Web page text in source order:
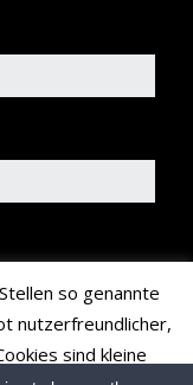
so genannte
nutzerfreundlicher,
sind kleine